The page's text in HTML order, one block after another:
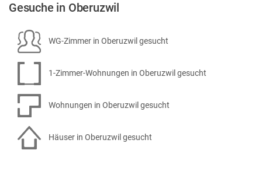
Gesuche in Oberuzwil
WG-Zimmer in Oberuzwil gesucht
1-Zimmer-Wohnungen in Oberuzwil gesucht
Wohnungen in Oberuzwil gesucht
Häuser in Oberuzwil gesucht